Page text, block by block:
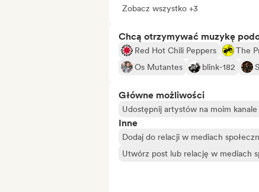
Zobacz wszystko +3
Chcą otrzymywać muzykę
Red Hot Chili Peppers The
Os Mutantes
blink-182
Główne możliwości
Udostępnij artystów na moim
Inne
Dodaj do relacji w mediach
Utwórz post lub relację w mediach